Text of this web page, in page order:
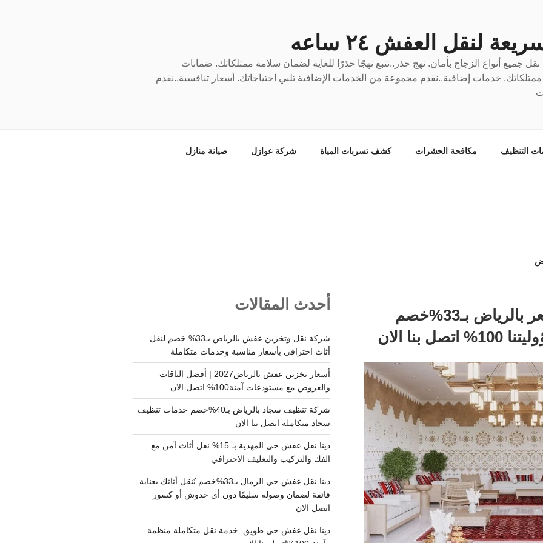
لنقل العفش ٢٤ ساعه
جميع أنواع الزجاج بأمان. نهج حذر..نتبع نهجًا حذرًا للغاية لضمان سلامة ممتلكاتك. ضمانات
خدمات إضافية..نقدم مجموعة من الخدمات الإضافية تلبي احتياجاتك. أسعار تنافسية..نقدم
التنظيف مكافحة الحشرات كشف تسربات المياة شركة عوازل صيانة منازل
شركة تنظيف بيوت شعر بالرياض بـ33%خصم
الان
أحدث المقالات
شركة نقل وتخزين عفش بالرياض بـ33% خصم لنقل
أثاث احترافي بأسعار مناسبة وخدمات متكاملة
أسعار تخزين عفش بالرياض2027 | أفضل الباقات
والعروض مع مستودعات آمنة100% اتصل الان
شركة تنظيف سجاد بالرياض بـ40%خصم خدمات تنظيف
سجاد متكاملة اتصل بنا الان
دينا نقل عفش حي المهدية بـ 15% نقل أثاث آمن مع
الفك والتركيب والتغليف الاحترافي
دينا نقل عفش حي الرمال بـ33%خصم نُنقل أثاثك بعناية
فائقة لضمان وصوله سليمًا دون أي خدوش أو كسور
اتصل الان
دينا نقل عفش حي طويق..خدمة نقل متكاملة منظمة